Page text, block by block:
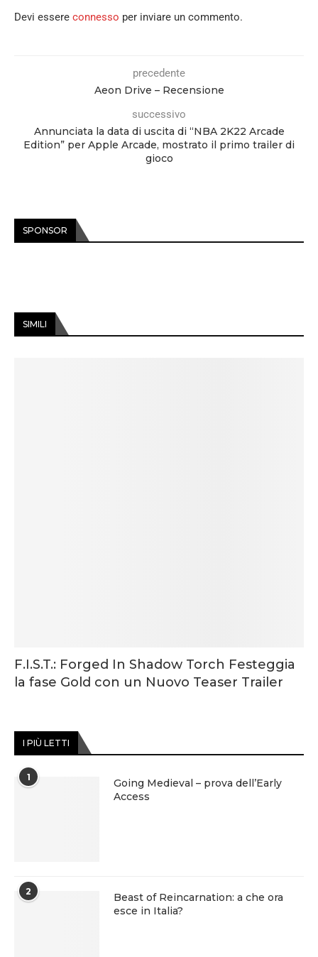
Devi essere connesso per inviare un commento.
precedente
Aeon Drive – Recensione
successivo
Annunciata la data di uscita di “NBA 2K22 Arcade
Edition” per Apple Arcade, mostrato il primo trailer di
gioco
SPONSOR
SIMILI
F.I.S.T.: Forged In Shadow Torch Festeggia
la fase Gold con un Nuovo Teaser Trailer
I PIÙ LETTI
1
Going Medieval – prova dell’Early
Access
2
Beast of Reincarnation: a che ora
esce in Italia?